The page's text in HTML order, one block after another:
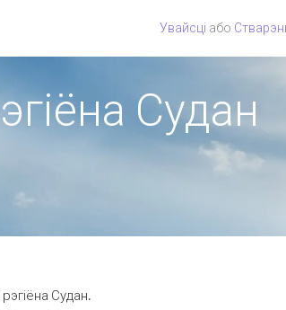
Увайсці або
Судан
Судан.